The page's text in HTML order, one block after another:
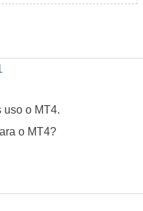
uso o MT4.
o MT4?